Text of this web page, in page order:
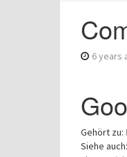
6 years
Gehört zu:
Siehe auch: